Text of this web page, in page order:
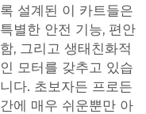
록 설계된 이 카트들은
특별한 안전 기능, 편안
함, 그리고 생태친화적
인 모터를 갖추고 있습
니다. 초보자든 프로든
간에 매우 쉬운뿐만 아